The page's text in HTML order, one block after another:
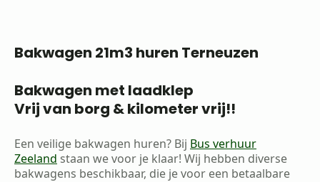
Bakwagen 21m3 huren Terneuzen
Bakwagen met laadklep
Vrij van borg & kilometer vrij!!
Een veilige bakwagen huren? Bij Bus verhuur
Zeeland staan we voor je klaar! Wij hebben diverse
bakwagens beschikbaar, die je voor een betaalbare